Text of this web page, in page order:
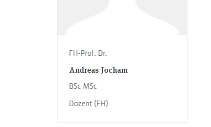
FH-Prof. Dr.
Andreas Jocham
BSc MSc
Dozent (FH)